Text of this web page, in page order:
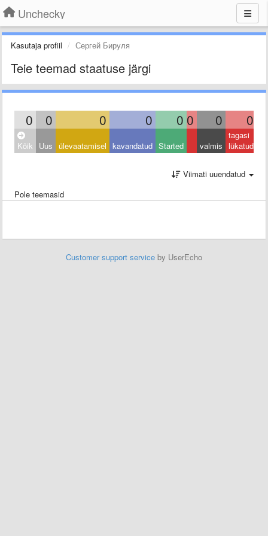
Unchecky
Kasutaja profiil Сергей Бируля
Teie teemad staatuse järgi
0 0 0 0 0 0 0 0
Kõik Uus ülevaatamisel kavandatud Started valmis
tagasi
lükatud
Viimati uuendatud
Pole teemasid
Customer support service by UserEcho